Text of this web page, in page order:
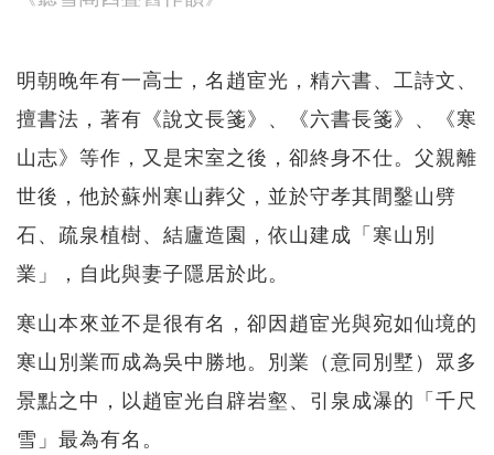
明朝晚年有一高士，名趙宦光，精六書、工詩文、
擅書法，著有《說文長箋》、《六書長箋》、《寒
山志》等作，又是宋室之後，卻終身不仕。父親離
世後，他於蘇州寒山葬父，並於守孝其間鑿山劈
石、疏泉植樹、結廬造園，依山建成「寒山別
業」，自此與妻子隱居於此。
寒山本來並不是很有名，卻因趙宦光與宛如仙境的
寒山別業而成為吳中勝地。別業（意同別墅）眾多
景點之中，以趙宦光自辟岩壑、引泉成瀑的「千尺
雪」最為有名。